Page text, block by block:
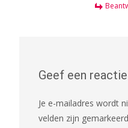
Geef een reactie
Je e-mailadres wordt
velden zijn